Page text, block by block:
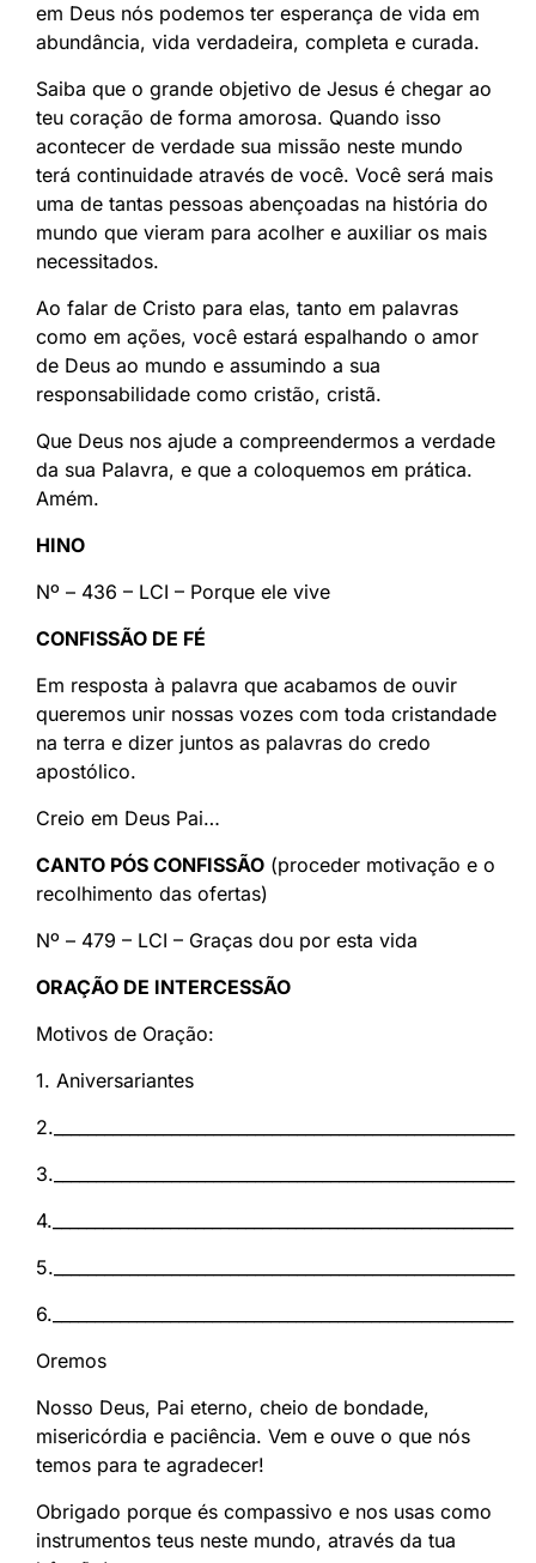
em Deus nós podemos ter esperança de vida em
abundância, vida verdadeira, completa e curada.
Saiba que o grande objetivo de Jesus é chegar ao
teu coração de forma amorosa. Quando isso
acontecer de verdade sua missão neste mundo
terá continuidade através de você. Você será mais
uma de tantas pessoas abençoadas na história do
mundo que vieram para acolher e auxiliar os mais
necessitados.
Ao falar de Cristo para elas, tanto em palavras
como em ações, você estará espalhando o amor
de Deus ao mundo e assumindo a sua
responsabilidade como cristão, cristã.
Que Deus nos ajude a compreendermos a verdade
da sua Palavra, e que a coloquemos em prática.
Amém.
HINO
Nº – 436 – LCI – Porque ele vive
CONFISSÃO DE FÉ
Em resposta à palavra que acabamos de ouvir
queremos unir nossas vozes com toda cristandade
na terra e dizer juntos as palavras do credo
apostólico.
Creio em Deus Pai…
CANTO PÓS CONFISSÃO (proceder motivação e o
recolhimento das ofertas)
Nº – 479 – LCI – Graças dou por esta vida
ORAÇÃO DE INTERCESSÃO
Motivos de Oração:
1. Aniversariantes
2._______________________________________________________
3._______________________________________________________
4._______________________________________________________
5._______________________________________________________
6._______________________________________________________
Oremos
Nosso Deus, Pai eterno, cheio de bondade,
misericórdia e paciência. Vem e ouve o que nós
temos para te agradecer!
Obrigado porque és compassivo e nos usas como
instrumentos teus neste mundo, através da tua